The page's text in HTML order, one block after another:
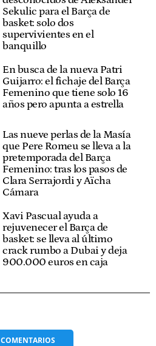
Sekulic para el Barça de
basket: solo dos
supervivientes en el
banquillo
En busca de la nueva Patri
Guijarro: el fichaje del Barça
Femenino que tiene solo 16
años pero apunta a estrella
Las nueve perlas de la Masía
que Pere Romeu se lleva a la
pretemporada del Barça
Femenino: tras los pasos de
Clara Serrajordi y Aïcha
Cámara
Xavi Pascual ayuda a
rejuvenecer el Barça de
basket: se lleva al último
crack rumbo a Dubai y deja
900.000 euros en caja
COMENTARIOS